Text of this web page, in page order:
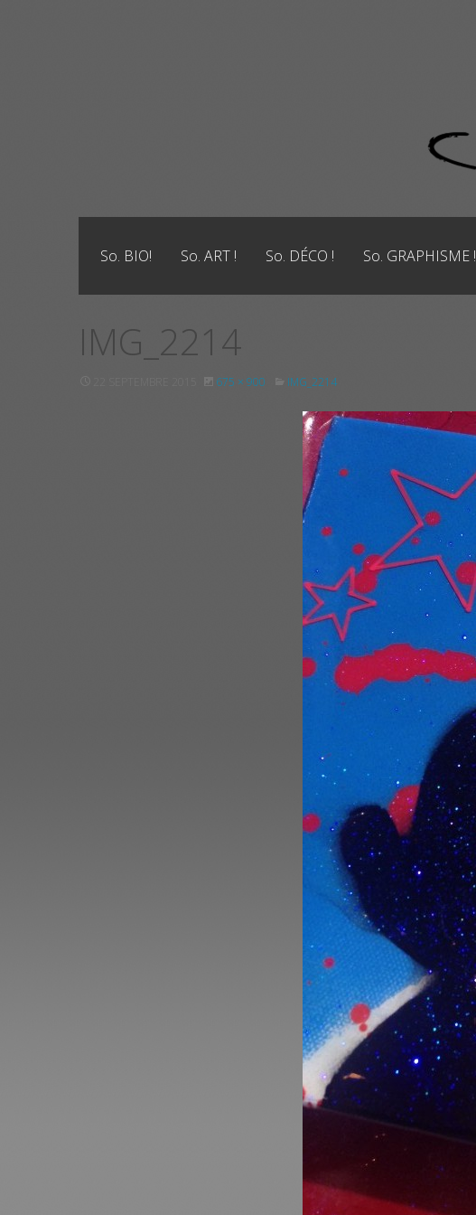
So. BIO! So. ART ! So. DÉCO ! So. GRAPHISME !
IMG_2214
675 × 900 IMG_2214